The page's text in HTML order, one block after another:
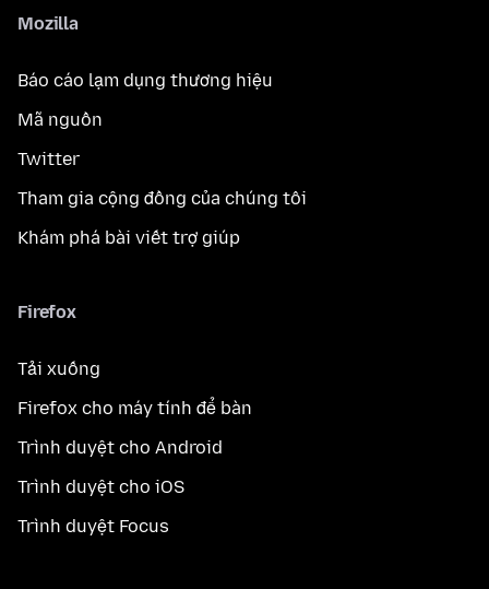
Mozilla
Báo cáo lạm dụng thương hiệu
Mã nguồn
Twitter
Tham gia cộng đồng của chúng tôi
Khám phá bài viết trợ giúp
Firefox
Tải xuống
Firefox cho máy tính để bàn
Trình duyệt cho Android
Trình duyệt cho iOS
Trình duyệt Focus